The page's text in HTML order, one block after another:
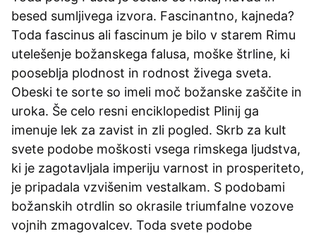
besed sumljivega izvora. Fascinantno, kajneda?
Toda fascinus ali fascinum je bilo v starem Rimu
utelešenje božanskega falusa, moške štrline, ki
pooseblja plodnost in rodnost živega sveta.
Obeski te sorte so imeli moč božanske zaščite in
uroka. Še celo resni enciklopedist Plinij ga
imenuje lek za zavist in zli pogled. Skrb za kult
svete podobe moškosti vsega rimskega ljudstva,
ki je zagotavljala imperiju varnost in prosperiteto,
je pripadala vzvišenim vestalkam. S podobami
božanskih otrdlin so okrasile triumfalne vozove
vojnih zmagovalcev. Toda svete podobe